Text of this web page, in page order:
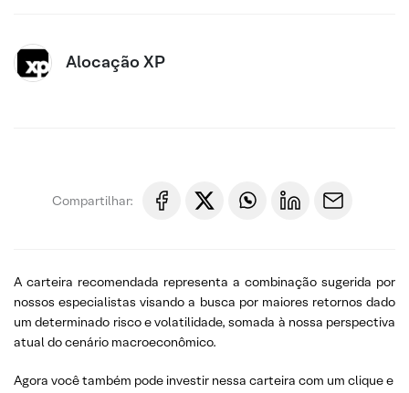
Alocação XP
Compartilhar:
A carteira recomendada representa a combinação sugerida por
nossos especialistas visando a busca por maiores retornos dado
um determinado risco e volatilidade, somada à nossa perspectiva
atual do cenário macroeconômico.
Agora você também pode investir nessa carteira com um clique e